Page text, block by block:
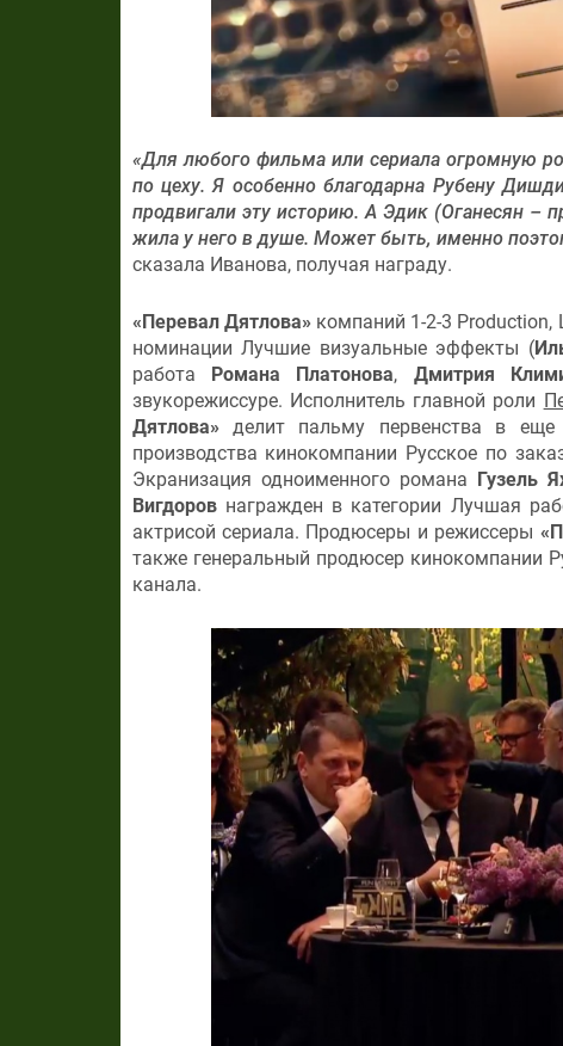
«Для любого фильма или сериала огромную
по цеху. Я особенно благодарна Рубену
продвигали эту историю. А Эдик (Оганесян –
жила у него в душе. Может быть, именно
сказала Иванова, получая награду.
«Перевал Дятлова» компаний 1-2-3 Production,
номинации Лучшие визуальные эффекты (
работа Романа Платонова, Дмитрия
звукорежиссуре. Исполнитель главной роли
Дятлова» делит пальму первенства в
производства кинокомпании Русское по
Экранизация одноименного романа Гузель
Вигдоровнагражден в категории Лучшая
актрисой сериала. Продюсеры и режиссеры
также генеральный продюсер кинокомпании
канала.